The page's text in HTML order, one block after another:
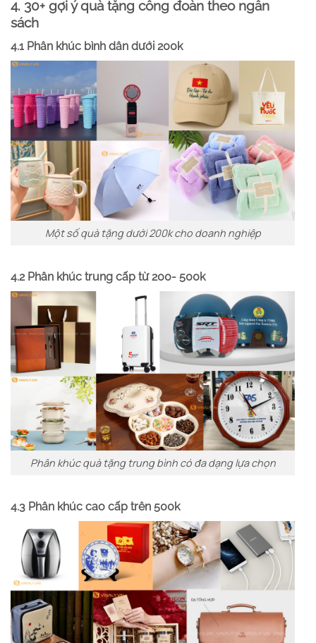
4. 30+ gợi ý quà tặng công đoàn theo ngân
sách
4.1 Phân khúc bình dân dưới 200k
Một số quà tặng dưới 200k cho doanh nghiệp
4.2 Phân khúc trung cấp từ 200- 500k
Phân khúc quà tặng trung bình có đa dạng lựa chọn
4.3 Phân khúc cao cấp trên 500k